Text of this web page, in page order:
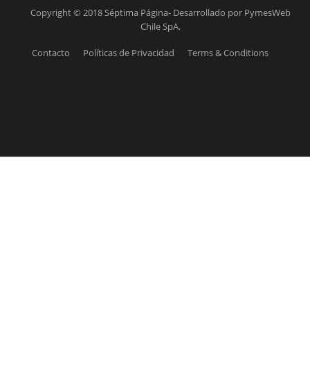
Copyright © 2018 Séptima Página- Desarrollado por PymesWeb
Chile SpA.
Contacto Políticas de Privacidad Terms & Conditions